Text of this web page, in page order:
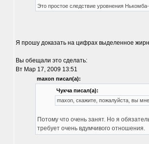
Это простое следствие уровнения
Я прошу доказать на цифрах выделенное
Вы обещали это сделать:
Вт Мар 17, 2009 13:51
maxon писал(а):
Чукча писал(а):
maxon, скажите, пожалуйста, вы
Потому что очень занят. Но я
требует очень вдумчивого отношения.